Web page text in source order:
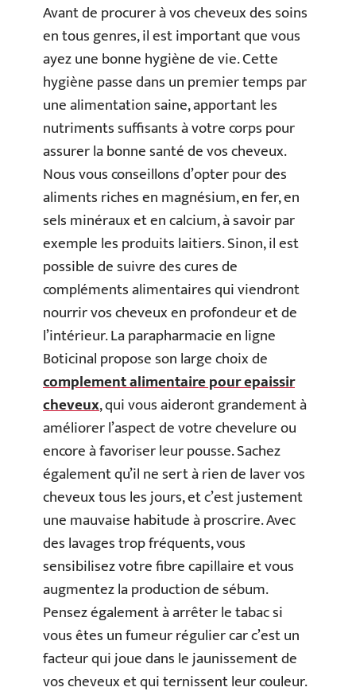
Avant de procurer à vos cheveux des soins
en tous genres, il est important que vous
ayez une bonne hygiène de vie. Cette
hygiène passe dans un premier temps par
une alimentation saine, apportant les
nutriments suffisants à votre corps pour
assurer la bonne santé de vos cheveux.
Nous vous conseillons d’opter pour des
aliments riches en magnésium, en fer, en
sels minéraux et en calcium, à savoir par
exemple les produits laitiers. Sinon, il est
possible de suivre des cures de
compléments alimentaires qui viendront
nourrir vos cheveux en profondeur et de
l’intérieur. La parapharmacie en ligne
Boticinal propose son large choix de
complement alimentaire pour epaissir
cheveux, qui vous aideront grandement à
améliorer l’aspect de votre chevelure ou
encore à favoriser leur pousse. Sachez
également qu’il ne sert à rien de laver vos
cheveux tous les jours, et c’est justement
une mauvaise habitude à proscrire. Avec
des lavages trop fréquents, vous
sensibilisez votre fibre capillaire et vous
augmentez la production de sébum.
Pensez également à arrêter le tabac si
vous êtes un fumeur régulier car c’est un
facteur qui joue dans le jaunissement de
vos cheveux et qui ternissent leur couleur.